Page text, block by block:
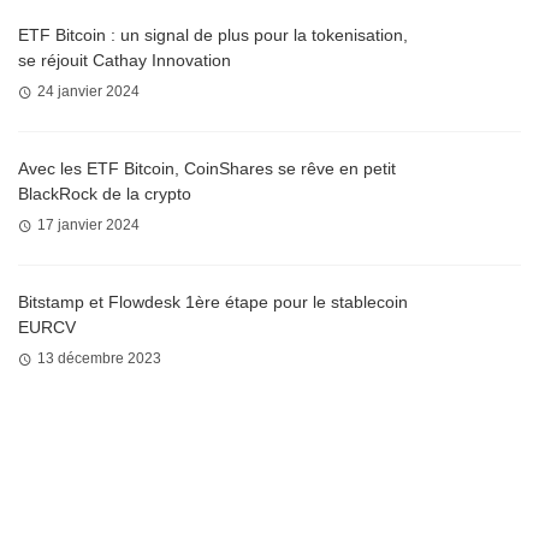
ETF Bitcoin : un signal de plus pour la tokenisation,
se réjouit Cathay Innovation
24 janvier 2024
Avec les ETF Bitcoin, CoinShares se rêve en petit
BlackRock de la crypto
17 janvier 2024
Bitstamp et Flowdesk 1ère étape pour le stablecoin
EURCV
13 décembre 2023